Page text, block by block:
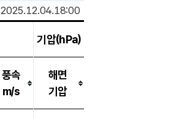
2025.12.04.18:00
기압(hPa)
풍속
m/s
해면
기압